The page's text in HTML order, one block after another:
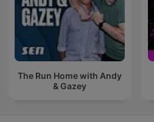
The Run Home with Andy
& Gazey